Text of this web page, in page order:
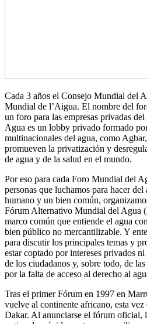
Cada 3 años el Consejo Mundial del
Mundial de l’Aigua. El nombre del
un foro para las empresas privadas
Agua es un lobby privado formado
multinacionales del agua, como
promueven la privatización y
de agua y de la salud en el mundo.
Por eso para cada Foro Mundial del
personas que luchamos para hacer
humano y un bien común,
Fórum Alternativo Mundial del Agua
marco común que entiende el agua
bien público no mercantilizable. Y
para discutir los principales temas y
estar coptado por intereses privados
de los ciudadanos y, sobre todo, de
por la falta de acceso al derecho al
Tras el primer Fórum en 1997 en
vuelve al continente africano, esta vez
Dakar. Al anunciarse el fórum oficial,